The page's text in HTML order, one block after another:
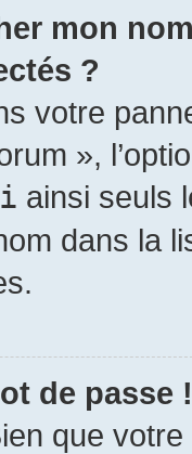
mon
?
votre
»,
ainsi seuls
dans la
de passe !
que